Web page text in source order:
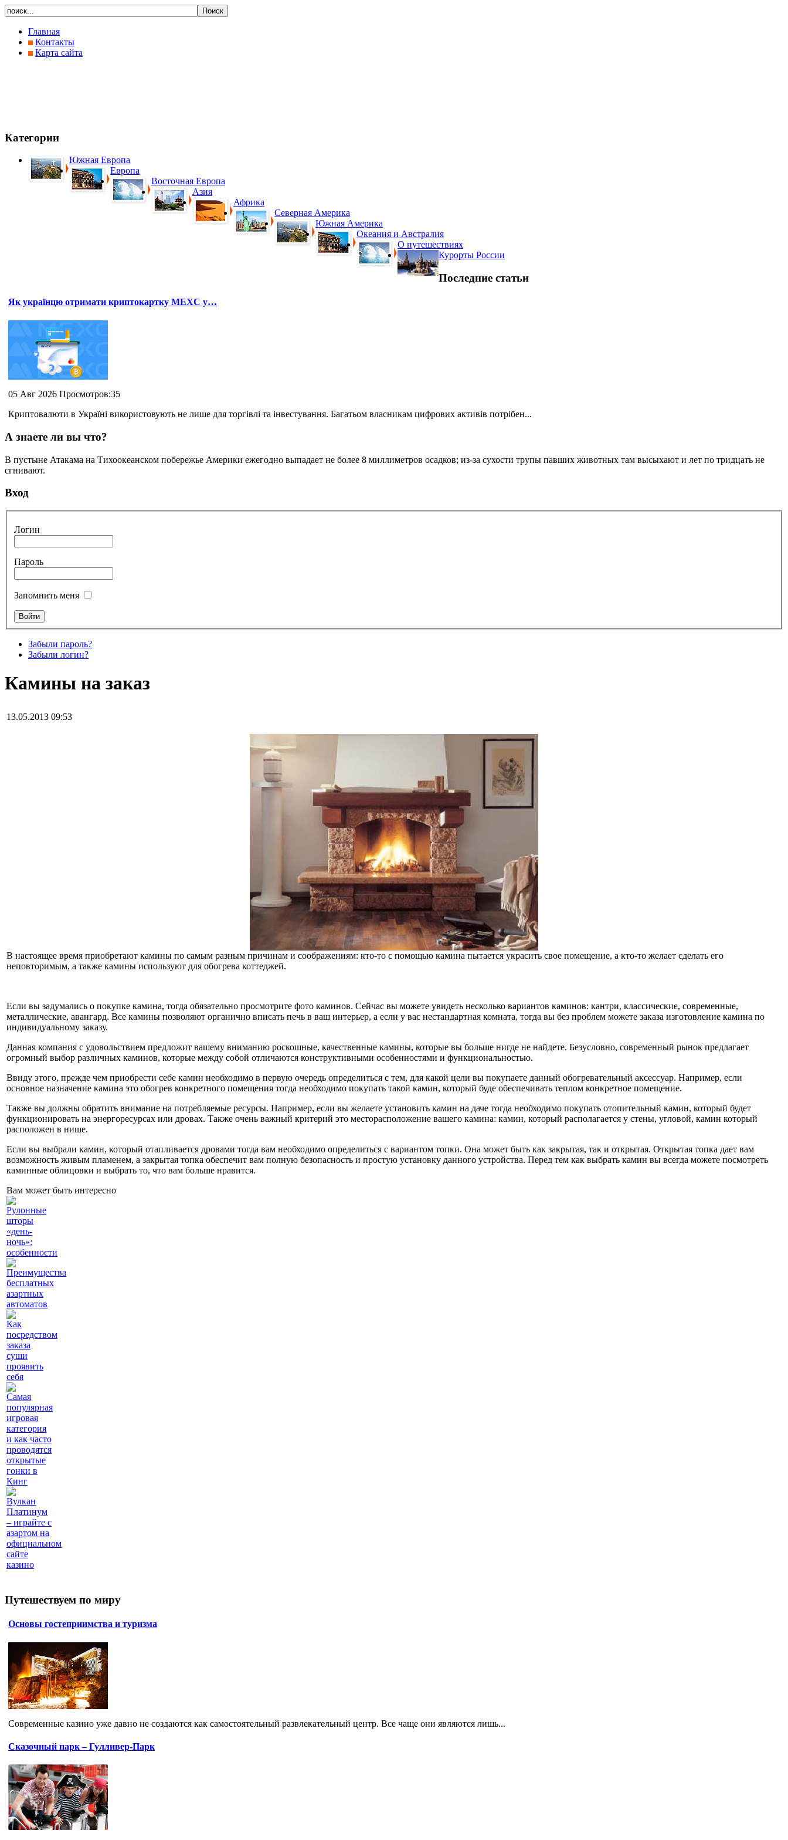
Главная
Контакты
Карта сайта
Категории
Южная Европа
Европа
Восточная Европа
Азия
Африка
Северная Америка
Южная Америка
Океания и Австралия
О путешествиях
Курорты России
Последние статьи
Як українцю отримати криптокартку MEXC у…
05 Авг 2026 Просмотров:35
Криптовалюти в Україні використовують не лише для торгівлі та інвестування. Багатьом власникам цифрових активів потрібен...
А знаете ли вы что?
В пустыне Атакама на Тихоокеанском побережье Америки ежегодно выпадает не более 8 миллиметров осадков; из-за сухости трупы павших животных там высыхают и лет по тридцать не
сгнивают.
Вход
Логин
Пароль
Запомнить меня
Забыли пароль?
Забыли логин?
Камины на заказ
13.05.2013 09:53
В настоящее время приобретают камины по самым разным причинам и соображениям: кто-то с помощью камина пытается украсить свое помещение, а кто-то желает сделать его
неповторимым, а также камины используют для обогрева коттеджей.
Если вы задумались о покупке камина, тогда обязательно просмотрите фото каминов. Сейчас вы можете увидеть несколько вариантов каминов: кантри, классические, современные,
металлические, авангард. Все камины позволяют органично вписать печь в ваш интерьер, а если у вас нестандартная комната, тогда вы без проблем можете заказа изготовление камина по
индивидуальному заказу.
Данная компания с удовольствием предложит вашему вниманию роскошные, качественные камины, которые вы больше нигде не найдете. Безусловно, современный рынок предлагает
огромный выбор различных каминов, которые между собой отличаются конструктивными особенностями и функциональностью.
Ввиду этого, прежде чем приобрести себе камин необходимо в первую очередь определиться с тем, для какой цели вы покупаете данный обогревательный аксессуар. Например, если
основное назначение камина это обогрев конкретного помещения тогда необходимо покупать такой камин, который буде обеспечивать теплом конкретное помещение.
Также вы должны обратить внимание на потребляемые ресурсы. Например, если вы желаете установить камин на даче тогда необходимо покупать отопительный камин, который будет
функционировать на энергоресурсах или дровах. Также очень важный критерий это месторасположение вашего камина: камин, который располагается у стены, угловой, камин который
расположен в нише.
Если вы выбрали камин, который отапливается дровами тогда вам необходимо определиться с вариантом топки. Она может быть как закрытая, так и открытая. Открытая топка дает вам
возможность живым пламенем, а закрытая топка обеспечит вам полную безопасность и простую установку данного устройства. Перед тем как выбрать камин вы всегда можете посмотреть
каминные облицовки и выбрать то, что вам больше нравится.
Вам может быть интересно
Рулонные
шторы
«день-
ночь»:
особенности
Преимущества
бесплатных
азартных
автоматов
Как
посредством
заказа
суши
проявить
себя
Самая
популярная
игровая
категория
и как часто
проводятся
открытые
гонки в
Кинг
Вулкан
Платинум
– играйте с
азартом на
официальном
сайте
казино
Путешествуем по миру
Основы гостеприимства и туризма
Современные казино уже давно не создаются как самостоятельный развлекательный центр. Все чаще они являются лишь...
Сказочный парк – Гулливер-Парк